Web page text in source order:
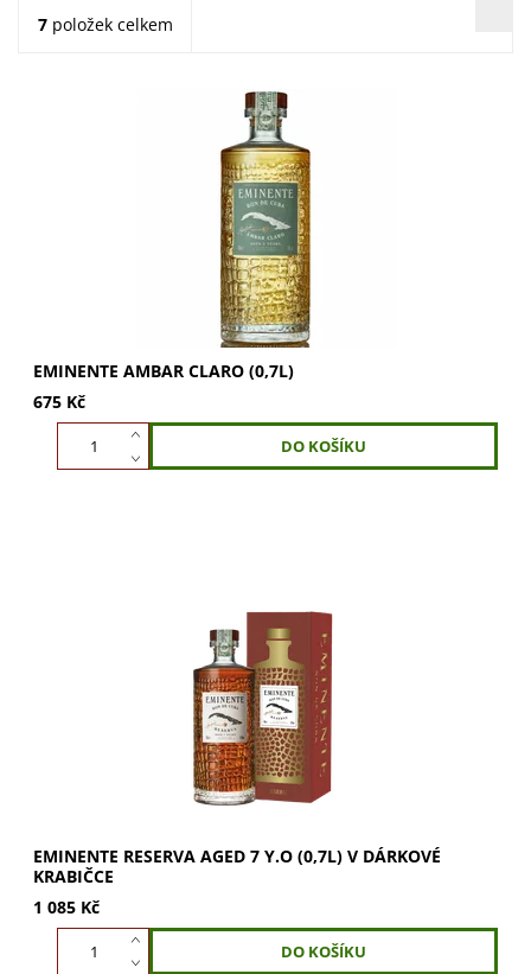
7 položek celkem
Objevte Eminente Ambar Claro (0,7l), kubánský rum s
jantarovým odstínem a vůní tropického ovoce, vanilky a
karamelu. Vychutnejte si sametovou chuť...
EMINENTE AMBAR CLARO (0,7L)
675 Kč
Eminente Reserva 7 Y.O je prémiový kubánský rum, zrající
7 let v sudech po whisky. Lahodná chuť od nejmladšího
rumového mistra. Ideální dárek....
EMINENTE RESERVA AGED 7 Y.O (0,7L) V DÁRKOVÉ
KRABIČCE
1 085 Kč